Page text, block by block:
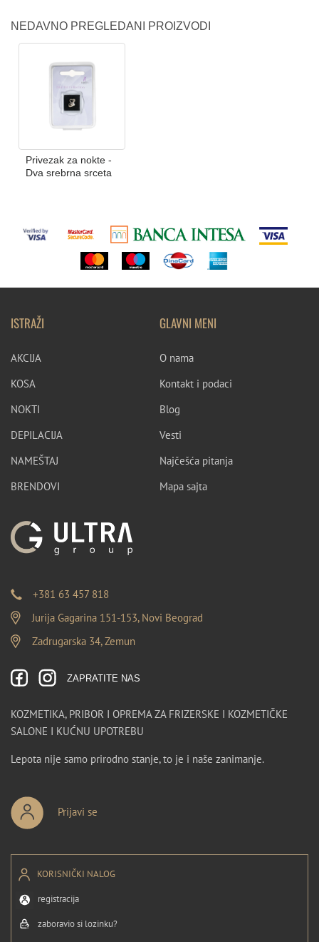
NEDAVNO PREGLEDANI PROIZVODI
Privezak za nokte -
Dva srebrna srceta
ISTRAŽI
AKCIJA
KOSA
NOKTI
DEPILACIJA
NAMEŠTAJ
BRENDOVI
GLAVNI MENI
O nama
Kontakt i podaci
Blog
Vesti
Najčešća pitanja
Mapa sajta
+381 63 457 818
Jurija Gagarina 151-153, Novi Beograd
Zadrugarska 34, Zemun
ZAPRATITE NAS
KOZMETIKA, PRIBOR I OPREMA ZA FRIZERSKE I KOZMETIČKE
SALONE I KUĆNU UPOTREBU
Lepota nije samo prirodno stanje, to je i naše zanimanje.
Prijavi se
KORISNIČKI NALOG
registracija
zaboravio si lozinku?